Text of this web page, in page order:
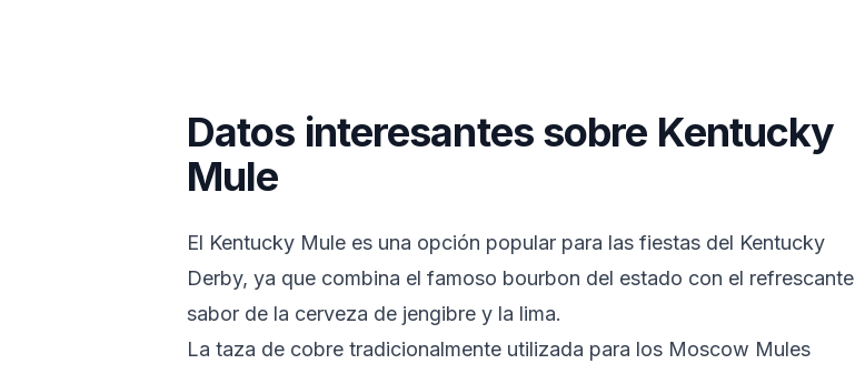
Datos interesantes sobre Kentucky
Mule
El Kentucky Mule es una opción popular para las fiestas del Kentucky
Derby, ya que combina el famoso bourbon del estado con el refrescante
sabor de la cerveza de jengibre y la lima.
La taza de cobre tradicionalmente utilizada para los Moscow Mules